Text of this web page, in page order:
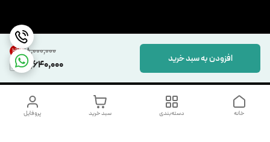
۱۸٬۰۰۰٬۰۰۰ 2%
17,640,000 افزودن به سبد خرید
پروفایل سبد خرید دسته‌بندی خانه